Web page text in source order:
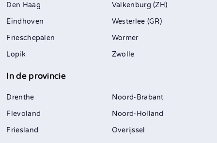
Den Haag
Eindhoven
Frieschepalen
Lopik
Valkenburg (ZH)
Westerlee (GR)
Wormer
Zwolle
In de provincie
Drenthe
Flevoland
Friesland
Noord-Brabant
Noord-Holland
Overijssel